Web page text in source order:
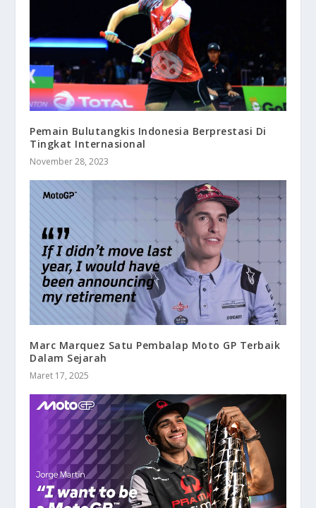
Pemain Bulutangkis Indonesia Berprestasi Di
Tingkat Internasional
November 28, 2023
Marc Marquez Satu Pembalap Moto GP Terbaik
Dalam Sejarah
Maret 17, 2025